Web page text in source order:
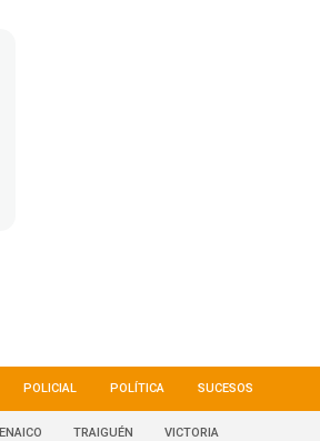
POLICIAL POLÍTICA SUCESOS
TRAIGUÉN VICTORIA